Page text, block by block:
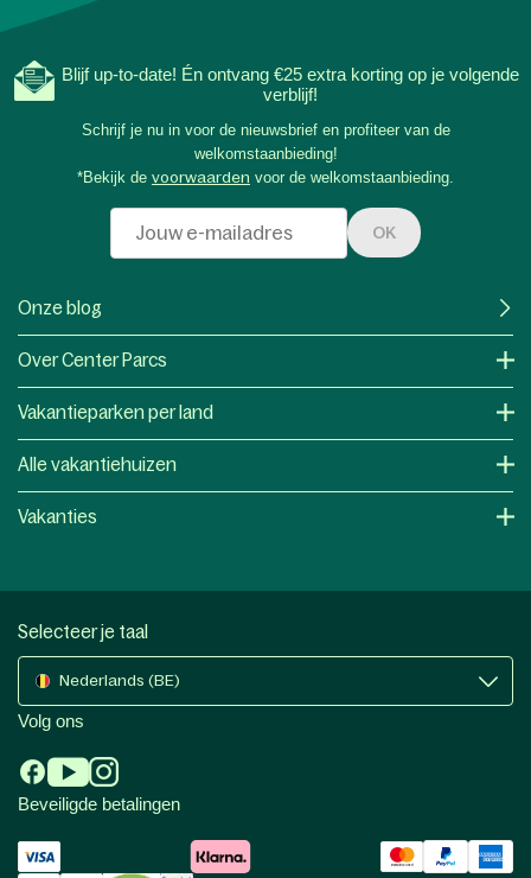
Blijf up-to-date! Én ontvang €25 extra korting op je volgende
verblijf!
Schrijf je nu in voor de nieuwsbrief en profiteer van de
welkomstaanbieding!
*Bekijk de voorwaarden voor de welkomstaanbieding.
OK
Onze blog
Over Center Parcs
Vakantieparken per land
Alle vakantiehuizen
Vakanties
Selecteer je taal
Nederlands (BE)
Volg ons
Beveiligde betalingen